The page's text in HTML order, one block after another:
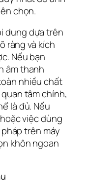
chọn.
dung dựa trên
ràng và kích
Nếu bạn
âm thanh
nhiều chất
tâm chính,
là đủ. Nếu
việc dùng
trên máy
khôn ngoan